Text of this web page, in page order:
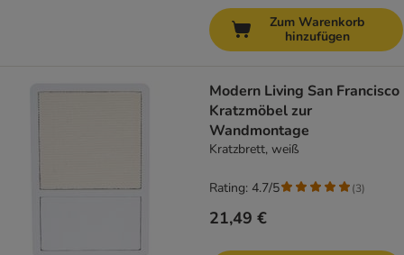
Zum Warenkorb
hinzufügen
Modern Living San Francisco
Kratzmöbel zur
Wandmontage
Kratzbrett, weiß
21,49 €
Rating: 4.7/5 (3)